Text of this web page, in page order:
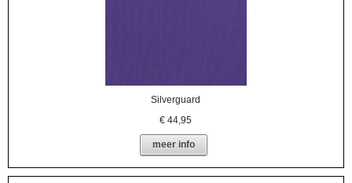
Silverguard
€44,95
meer info